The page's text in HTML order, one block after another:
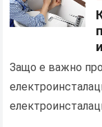
Защо е важно